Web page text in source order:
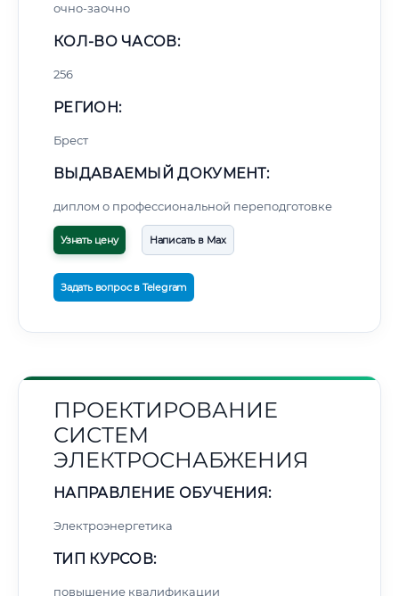
очно-заочно
КОЛ-ВО ЧАСОВ:
256
РЕГИОН:
Брест
ВЫДАВАЕМЫЙ ДОКУМЕНТ:
диплом о профессиональной переподготовке
Узнать цену Написать в Max
Задать вопрос в Telegram
ПРОЕКТИРОВАНИЕ
СИСТЕМ
ЭЛЕКТРОСНАБЖЕНИЯ
НАПРАВЛЕНИЕ ОБУЧЕНИЯ:
Электроэнергетика
ТИП КУРСОВ:
повышение квалификации